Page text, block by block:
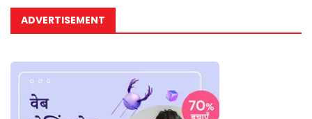
ADVERTISEMENT